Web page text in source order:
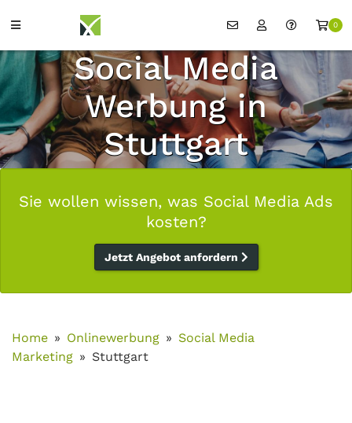
0
Social Media
Werbung in
Stuttgart
Sie wollen wissen, was Social Media Ads
kosten?
Jetzt Angebot anfordern
Home Onlinewerbung
Social Media
Marketing
Stuttgart